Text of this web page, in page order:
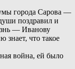
города Сарова —
поздравил и
— Иванову
знает, что такое
война, ей было